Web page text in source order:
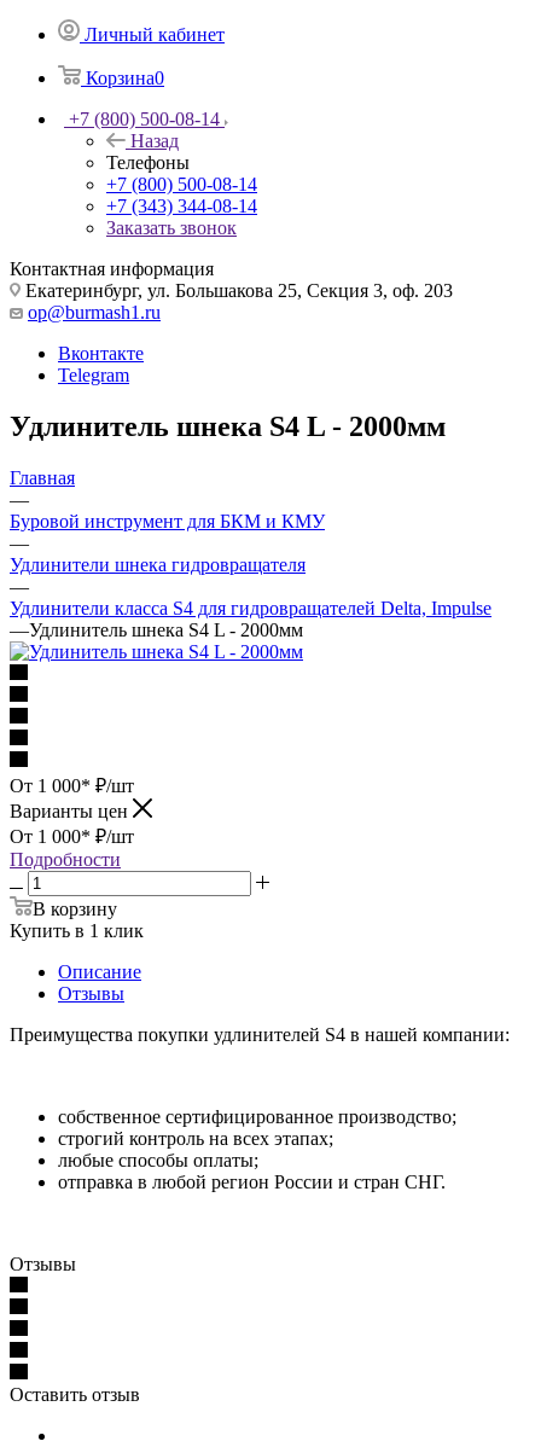
Личный кабинет
Корзина0
+7 (800) 500-08-14
Назад
Телефоны
+7 (800) 500-08-14
+7 (343) 344-08-14
Заказать звонок
Контактная информация
Екатеринбург, ул. Большакова 25, Секция 3, оф. 203
op@burmash1.ru
Вконтакте
Telegram
Удлинитель шнека S4 L - 2000мм
Главная
—
Буровой инструмент для БКМ и КМУ
—
Удлинители шнека гидровращателя
—
Удлинители класса S4 для гидровращателей Delta, Impulse
—Удлинитель шнека S4 L - 2000мм
От 1 000* ₽/шт
Варианты цен
От 1 000* ₽/шт
Подробности
В корзину
Купить в 1 клик
Описание
Отзывы
Преимущества покупки удлинителей S4 в нашей компании:
собственное сертифицированное производство;
строгий контроль на всех этапах;
любые способы оплаты;
отправка в любой регион России и стран СНГ.
Отзывы
Оставить отзыв